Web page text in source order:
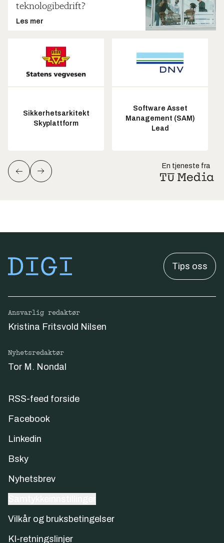
teknologibedrift?
Les mer
Sikkerhetsarkitekt
Skyplattform
Software Asset
Management (SAM)
Lead
En tjeneste fra
Tips oss
Ansvarlig redaktør
Kristina Fritsvold Nilsen
Nyhetsredaktør
Tor M. Nondal
RSS-feed forside
Facebook
Linkedin
Bsky
Nyhetsbrev
Vilkår og bruksbetingelser
KI-retningslinjer